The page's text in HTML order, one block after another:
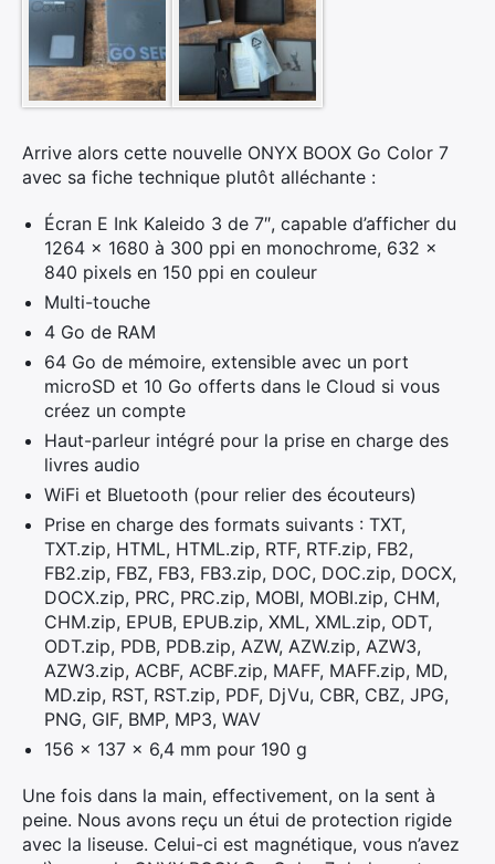
Arrive alors cette nouvelle ONYX BOOX Go Color 7
avec sa fiche technique plutôt alléchante :
Écran E Ink Kaleido 3 de 7″, capable d’afficher du
1264 x 1680 à 300 ppi en monochrome, 632 x
840 pixels en 150 ppi en couleur
Multi-touche
4 Go de RAM
64 Go de mémoire, extensible avec un port
microSD et 10 Go offerts dans le Cloud si vous
créez un compte
Haut-parleur intégré pour la prise en charge des
livres audio
WiFi et Bluetooth (pour relier des écouteurs)
Prise en charge des formats suivants : TXT,
TXT.zip, HTML, HTML.zip, RTF, RTF.zip, FB2,
FB2.zip, FBZ, FB3, FB3.zip, DOC, DOC.zip, DOCX,
DOCX.zip, PRC, PRC.zip, MOBI, MOBI.zip, CHM,
CHM.zip, EPUB, EPUB.zip, XML, XML.zip, ODT,
ODT.zip, PDB, PDB.zip, AZW, AZW.zip, AZW3,
AZW3.zip, ACBF, ACBF.zip, MAFF, MAFF.zip, MD,
MD.zip, RST, RST.zip, PDF, DjVu, CBR, CBZ, JPG,
PNG, GIF, BMP, MP3, WAV
156 x 137 x 6,4 mm pour 190 g
Une fois dans la main, effectivement, on la sent à
peine. Nous avons reçu un étui de protection rigide
avec la liseuse. Celui-ci est magnétique, vous n’avez